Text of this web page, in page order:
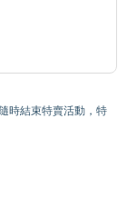
時結束特賣活動，特